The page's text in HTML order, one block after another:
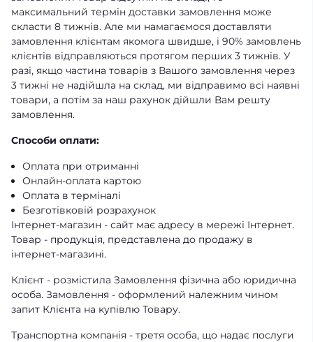
максимальний термін доставки замовлення може
скласти 8 тижнів. Але ми намагаємося доставляти
замовлення клієнтам якомога швидше, і 90% замовлень
клієнтів відправляються протягом перших 3 тижнів. У
разі, якщо частина товарів з Вашого замовлення через
3 тижні не надійшла на склад, ми відправимо всі наявні
товари, а потім за наш рахунок дійшли Вам решту
замовлення.
Способи оплати:
Оплата при отриманні
Онлайн-оплата картою
Оплата в терміналі
Безготівковій розрахунок
Інтернет-магазин - сайт має адресу в мережі Інтернет.
Товар - продукція, представлена ​​до продажу в
інтернет-магазині.
Клієнт - розмістила Замовлення фізична або юридична
особа. Замовлення - оформлений належним чином
запит Клієнта на купівлю Товару.
Транспортна компанія - третя особа, що надає послуги